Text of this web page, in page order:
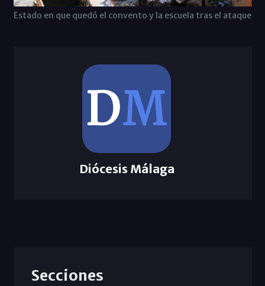
Estado en que quedó el convento y la escuela tras el ataque
Diócesis Málaga
Secciones